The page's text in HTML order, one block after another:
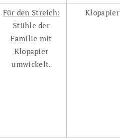
Für den Streich:
Stühle der
Familie mit
Klopapier
umwickelt.
Klopapier